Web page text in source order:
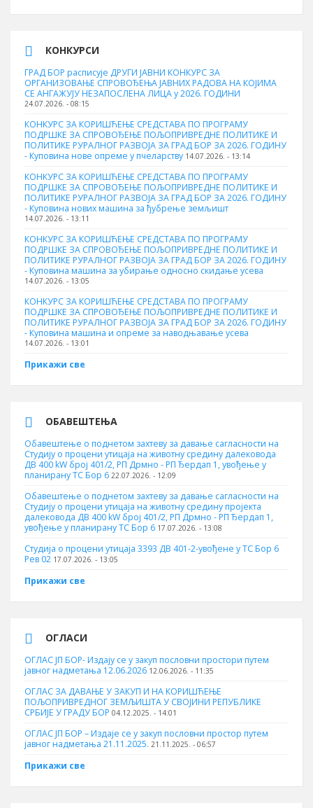
КОНКУРСИ
ГРАД БОР расписује ДРУГИ ЈАВНИ КОНКУРС ЗА
ОРГАНИЗОВАЊЕ СПРОВОЂЕЊА ЈАВНИХ РАДОВА НА КОЈИМА
СЕ АНГАЖУЈУ НЕЗАПОСЛЕНА ЛИЦА у 2026. ГОДИНИ
24.07.2026. - 08:15
КОНКУРС ЗА КОРИШЋЕЊЕ СРЕДСТАВА ПО ПРОГРАМУ
ПОДРШКЕ ЗА СПРОВОЂЕЊЕ ПОЉОПРИВРЕДНЕ ПОЛИТИКЕ И
ПОЛИТИКЕ РУРАЛНОГ РАЗВОЈА ЗА ГРАД БОР ЗА 2026. ГОДИНУ
- Куповина нове опреме у пчеларству 14.07.2026. - 13:14
КОНКУРС ЗА КОРИШЋЕЊЕ СРЕДСТАВА ПО ПРОГРАМУ
ПОДРШКЕ ЗА СПРОВОЂЕЊЕ ПОЉОПРИВРЕДНЕ ПОЛИТИКЕ И
ПОЛИТИКЕ РУРАЛНОГ РАЗВОЈА ЗА ГРАД БОР ЗА 2026. ГОДИНУ
- Куповина нових машина за ђубрење земљишт
14.07.2026. - 13:11
КОНКУРС ЗА КОРИШЋЕЊЕ СРЕДСТАВА ПО ПРОГРАМУ
ПОДРШКЕ ЗА СПРОВОЂЕЊЕ ПОЉОПРИВРЕДНЕ ПОЛИТИКЕ И
ПОЛИТИКЕ РУРАЛНОГ РАЗВОЈА ЗА ГРАД БОР ЗА 2026. ГОДИНУ
- Куповинa машина за убирање односно скидање усева
14.07.2026. - 13:05
КОНКУРС ЗА КОРИШЋЕЊЕ СРЕДСТАВА ПО ПРОГРАМУ
ПОДРШКЕ ЗА СПРОВОЂЕЊЕ ПОЉОПРИВРЕДНЕ ПОЛИТИКЕ И
ПОЛИТИКЕ РУРАЛНОГ РАЗВОЈА ЗА ГРАД БОР ЗА 2026. ГОДИНУ
- Куповина машина и опреме за наводњавање усева
14.07.2026. - 13:01
Прикажи све
ОБАВЕШТЕЊА
Обавештење о поднетом захтеву за давање сагласности на
Студију о процени утицаја на животну средину далековода
ДВ 400 kW број 401/2, РП Дрмно - РП Ђердап 1, увођење у
планирану ТС Бор 6 22.07.2026. - 12:09
Обавештење о поднетом захтеву за давање сагласности на
Студију о процени утицаја на животну средину пројекта
далековода ДВ 400 kW број 401/2, РП Дрмно - РП Ђердап 1,
увођење у планирану ТС Бор 6 17.07.2026. - 13:08
Студија о процени утицаја 3393 ДВ 401-2-увођене у ТС Бор 6
Рев 02 17.07.2026. - 13:05
Прикажи све
ОГЛАСИ
ОГЛАС ЈП БОР- Издају се у закуп пословни простори путем
јавног надметања 12.06.2026 12.06.2026. - 11:35
ОГЛАС ЗА ДАВАЊЕ У ЗАКУП И НА КОРИШЋЕЊЕ
ПОЉОПРИВРЕДНОГ ЗЕМЉИШТА У СВОЈИНИ РЕПУБЛИКЕ
СРБИЈЕ У ГРАДУ БОР 04.12.2025. - 14:01
ОГЛАС ЈП БОР – Издаје се у закуп пословни простор путем
јавног надметања 21.11.2025. 21.11.2025. - 06:57
Прикажи све